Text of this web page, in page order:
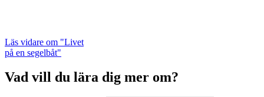
Läs vidare om "Livet
på en segelbåt"
Vad vill du lära dig mer om?